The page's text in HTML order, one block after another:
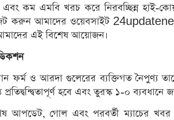
কম এমবি খরচ করে নিরবচ্ছিন্ন হাই-
করুন আমাদের ওয়েবসাইট
এই বিশেষ আয়োজন।
ফর্ম ও আরদা গুলেরের ব্যক্তিগত নৈপুণ্য
প্রতিদ্বন্দ্বিতাপূর্ণ হবে এবং তুরস্ক ১-০ ব্যবধানে
আপডেট, গোল এবং পরবর্তী ম্যাচের